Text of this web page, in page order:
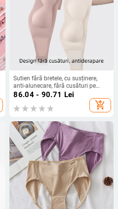
Sutien fără bretele, cu susținere,
anti-alunecare, fără cusături pe
spate, din nailon respirabil,
86.04 - 90.71 Lei
add_shopping_cart